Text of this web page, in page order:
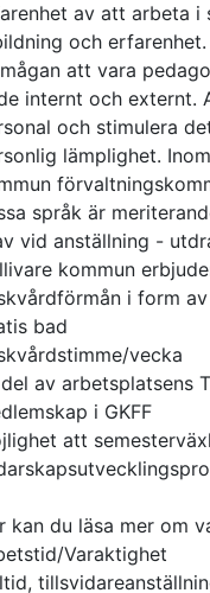
av att arbeta i
och
att vara
internt och externt.
och stimulera
lämplighet.
språk är
vid anställning -
kommun
i form
bad
vecka
av arbetsplatsens
i GKFF
att
kan du läsa mer om
Varaktighet